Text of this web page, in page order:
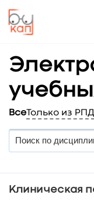
ВсеТолько из РПД
Клиническая